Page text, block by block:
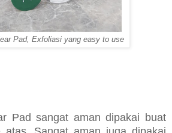
Pad, Exfoliasi yang easy to use
Pad sangat aman dipakai buat